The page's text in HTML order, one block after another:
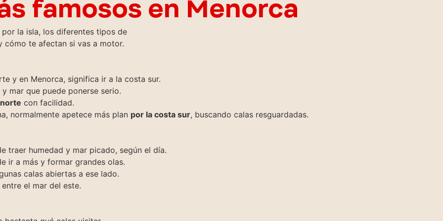
famosos en Menorca
la isla, los diferentes tipos de
cómo te afectan si vas a motor.
y en Menorca, significa ir a la costa sur.
mar que puede ponerse serio.
con facilidad.
normalmente apetece más plan por la costa sur, buscando calas resguardadas.
traer humedad y mar picado, según el día.
ir a más y formar grandes olas.
calas abiertas a ese lado.
el mar del este.